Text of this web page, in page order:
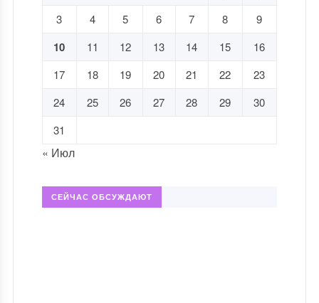
3
4 5 6 7 8 9
10 11 12 13 14 15
16
17
18 19 20 21 22
23
24
25 26 27 28 29
30
31
« Июл
СЕЙЧАС ОБСУЖДАЮТ